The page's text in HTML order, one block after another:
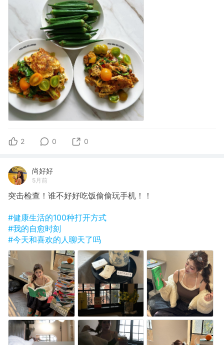
2 0 0
尚好好
5月前
突击检查！谁不好好吃饭偷偷玩手机！！
#健康生活的100种打开方式
#我的自愈时刻
#今天和喜欢的人聊天了吗